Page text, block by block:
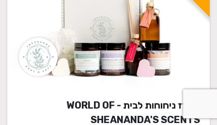
מארז ניחוחות לבית - WORLD OF
SHEANANDA'S SCENTS